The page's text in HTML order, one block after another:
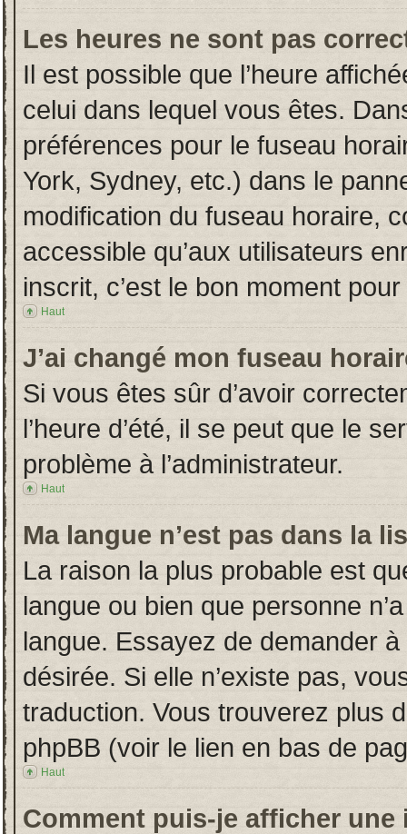
Les heures ne sont pas
Il est possible que l’heure
celui dans lequel vous êtes.
préférences pour le fuseau
York, Sydney, etc.) dans le
modification du fuseau horaire,
accessible qu’aux utilisateurs
inscrit, c’est le bon moment
Haut
J’ai changé mon fuseau
Si vous êtes sûr d’avoir
l’heure d’été, il se peut que le
problème à l’administrateur.
Haut
Ma langue n’est pas dans la
La raison la plus probable est
langue ou bien que personne
langue. Essayez de demander à
désirée. Si elle n’existe pas,
traduction. Vous trouverez plus
phpBB (voir le lien en bas de
Haut
Comment puis-je afficher une